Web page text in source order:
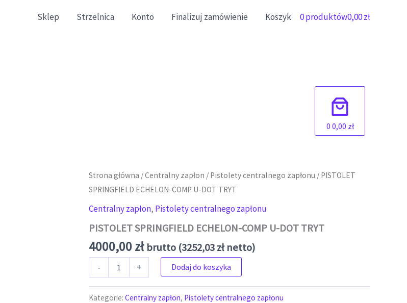
Sklep Strzelnica Konto Finalizuj zamówienie Koszyk 0 produktów0,00 zł
0 0,00 zł
Strona główna /Centralny zapłon / Pistolety centralnego zapłonu / PISTOLET
SPRINGFIELD ECHELON-COMP U-DOT TRYT
Centralny zapłon, Pistolety centralnego zapłonu
PISTOLET SPRINGFIELD ECHELON-COMP U-DOT TRYT
4000,00zł brutto (3252,03złnetto)
-
ilość PISTOLET SPRINGFIELD ECHELON-COMP U-DOT TRYT
+ Dodaj do koszyka
Kategorie: Centralny zapłon, Pistolety centralnego zapłonu